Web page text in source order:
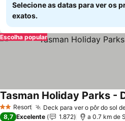
Selecione as datas para ver os
exatos.
Escolha popular
2 Estrelas
Resort Deck para ver o pôr do sol
Tasman Holiday Parks -
8,7 Excelente 1.872 a 0.7 km de